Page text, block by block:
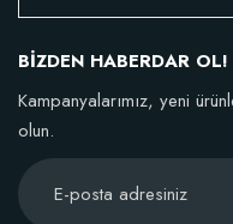
Stokta Yok
BİZDEN HABERDAR OL!
Kampanyalarımız, yeni
olun.